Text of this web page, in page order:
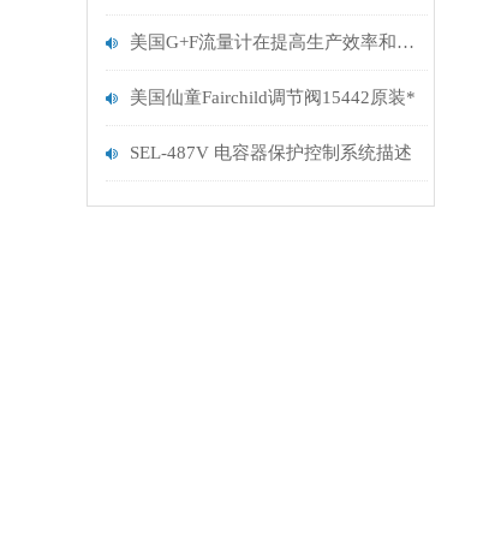
美国G+F流量计在提高生产效率和质量方面的重要作用
美国仙童Fairchild调节阀15442原装*
SEL-487V 电容器保护控制系统描述